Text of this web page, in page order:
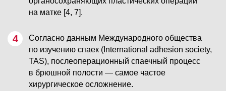
на матке [4, 7].
Согласно данным Международного общества
по изучению спаек (International adhesion society,
TAS), послеоперационный спаечный процесс
в брюшной полости — самое частое
хирургическое осложнение.